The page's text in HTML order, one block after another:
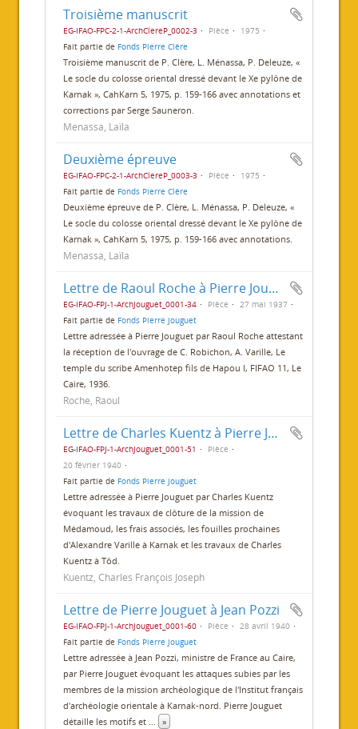
Troisième manuscrit
EG-IFAO-FPC-2-1-ArchClereP_0002-3 Pièce
1975
Fait partie de Fonds Pierre Clère
Troisième manuscrit de P. Clère, L. Ménassa, P. Deleuze, «
Le socle du colosse oriental dressé devant le Xe pylône de
Karnak », CahKarn 5, 1975, p. 159-166 avec annotations et
corrections par Serge Sauneron.
Menassa, Laïla
Deuxième épreuve
EG-IFAO-FPC-2-1-ArchClereP_0003-3 Pièce
1975
Fait partie de Fonds Pierre Clère
Deuxième épreuve de P. Clère, L. Ménassa, P. Deleuze, «
Le socle du colosse oriental dressé devant le Xe pylône de
Karnak », CahKarn 5, 1975, p. 159-166 avec annotations.
Menassa, Laïla
Lettre de Raoul Roche à Pierre Jouguet
EG-IFAO-FPJ-1-ArchJouguet_0001-34 Pièce
27 mai 1937
Fait partie de Fonds Pierre Jouguet
Lettre adressée à Pierre Jouguet par Raoul Roche attestant
la réception de l'ouvrage de C. Robichon, A. Varille, Le
temple du scribe Amenhotep fils de Hapou I, FIFAO 11, Le
Caire, 1936.
Roche, Raoul
Lettre de Charles Kuentz à Pierre Jouguet
EG-IFAO-FPJ-1-ArchJouguet_0001-51
Pièce
20 février 1940
Fait partie de Fonds Pierre Jouguet
Lettre adressée à Pierre Jouguet par Charles Kuentz
évoquant les travaux de clôture de la mission de
Médamoud, les frais associés, les fouilles prochaines
d'Alexandre Varille à Karnak et les travaux de Charles
Kuentz à Tôd.
Kuentz, Charles François Joseph
Lettre de Pierre Jouguet à Jean Pozzi
EG-IFAO-FPJ-1-ArchJouguet_0001-60 Pièce
28 avril 1940
Fait partie de Fonds Pierre Jouguet
Lettre adressée à Jean Pozzi, ministre de France au Caire,
par Pierre Jouguet évoquant les attaques subies par les
membres de la mission archéologique de l'Institut français
d'archéologie orientale à Karnak-nord. Pierre Jouguet
détaille les motifs et ... »